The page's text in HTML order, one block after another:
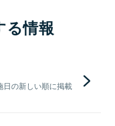
る情報
日の新しい順に掲載